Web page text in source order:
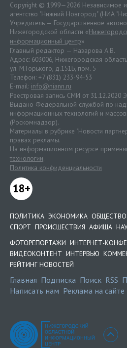
Copyright © 1999—2026 Независимое
агентство "Нижний Новгород" (НИА
Учредитель — Государственное
Нижегородской области «
информационный центр»
Главный редактор — Назарова А.В.
Адрес: 603006, Нижегородская
ул. М.Горького, д.151Б, пом. 5
Телефон: +7 (831) 233-94-53
E-mail: info@niann.ru
Реестровая запись СМИ от
Выдано Федеральной службой по
информационных технологий и
(Роскомнадзор).
Материалы в рубрике "Новости
правах рекламы.
На информационном ресурсе
технологии.
Политика конфиденциальности
18+
ПОЛИТИКА ЭКОНОМИКА ОБЩЕСТВО
СПОРТ ПРОИСШЕСТВИЯ АФИША
ФОТОРЕПОРТАЖИ ИНТЕРНЕТ-
ВИДЕОКОНТЕНТ ИНТЕРВЬЮ
РЕЙТИНГ НОВОСТЕЙ
Главная Подписка Поиск RSS
Написать нам Реклама на сайте